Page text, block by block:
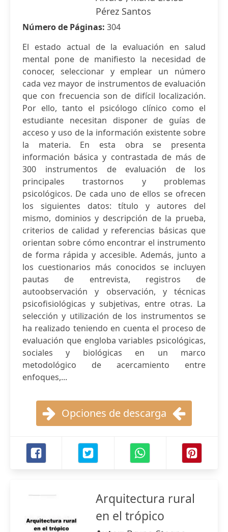
Pérez Santos
Número de Páginas: 304
El estado actual de la evaluación en salud
mental pone de manifiesto la necesidad de
conocer, seleccionar y emplear un número
cada vez mayor de instrumentos de evaluación
que con frecuencia son de difícil localización.
Por ello, tanto el psicólogo clínico como el
estudiante necesitan disponer de guías de
acceso y uso de la información existente sobre
la materia. En esta obra se presenta
información básica y contrastada de más de
300 instrumentos de evaluación de los
principales trastornos y problemas
psicológicos. De cada uno de ellos se ofrecen
los siguientes datos: título y autores del
mismo, dominios y descripción de la prueba,
criterios de calidad y referencias básicas que
orientan sobre cómo encontrar el instrumento
de forma rápida y accesible. Además, junto a
los cuestionarios más conocidos se incluyen
pautas de entrevista, registros de
autoobservación y observación, y técnicas
psicofisiológicas y subjetivas, entre otras. La
selección y utilización de los instrumentos se
ha realizado teniendo en cuenta el proceso de
evaluación que engloba variables psicológicas,
sociales y biológicas en un marco
metodológico de acercamiento entre
enfoques,...
Opciones de descarga
Arquitectura rural
en el trópico